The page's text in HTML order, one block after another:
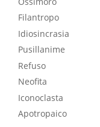
Filantropo
Idiosincrasia
Pusillanime
Refuso
Neofita
Iconoclasta
Apotropaico